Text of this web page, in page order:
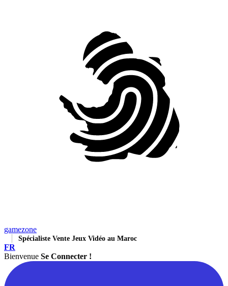
gamezone
Spécialiste Vente Jeux Vidéo au Maroc
FR
Bienvenue Se Connecter !